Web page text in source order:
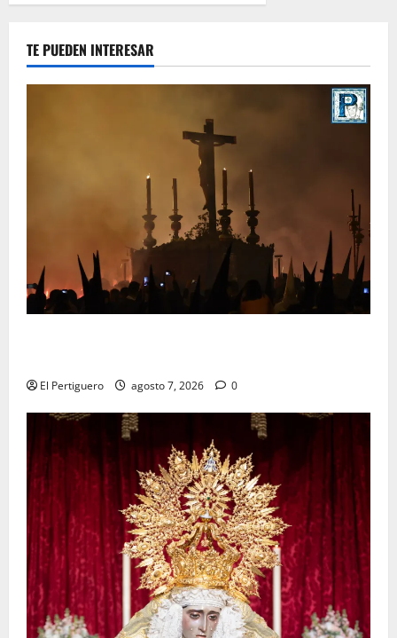
TE PUEDEN INTERESAR
El Pertiguero agosto 7, 2026 0